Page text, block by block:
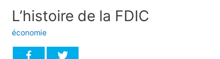
L’histoire de la FDIC
économie